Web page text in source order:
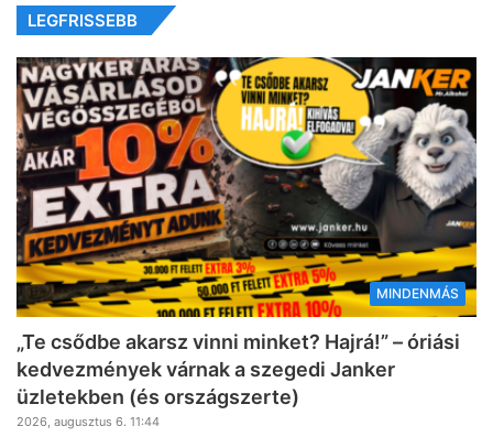
LEGFRISSEBB
MINDENMÁS
„Te csődbe akarsz vinni minket? Hajrá!” – óriási
kedvezmények várnak a szegedi Janker
üzletekben (és országszerte)
2026, augusztus 6. 11:44